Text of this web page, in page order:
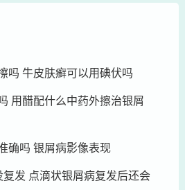
吗 牛皮肤癣可以用碘伏吗
用醋配什么中药外擦治银屑
确吗 银屑病影像表现
复发 点滴状银屑病复发后还会